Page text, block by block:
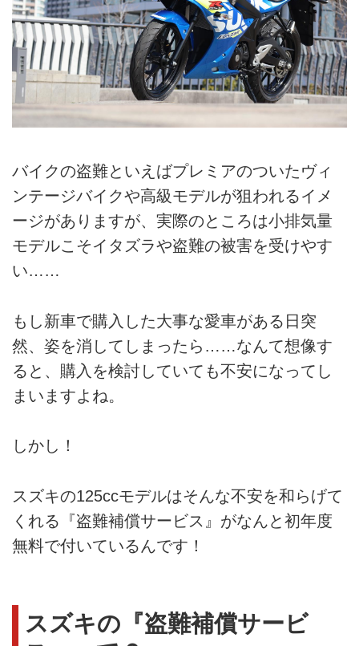
バイクの盗難といえばプレミアのついたヴィ
ンテージバイクや高級モデルが狙われるイメ
ージがありますが、実際のところは小排気量
モデルこそイタズラや盗難の被害を受けやす
い……
もし新車で購入した大事な愛車がある日突
然、姿を消してしまったら……なんて想像す
ると、購入を検討していても不安になってし
まいますよね。
しかし！
スズキの125ccモデルはそんな不安を和らげて
くれる『盗難補償サービス』がなんと初年度
無料で付いているんです！
スズキの『盗難補償サービ